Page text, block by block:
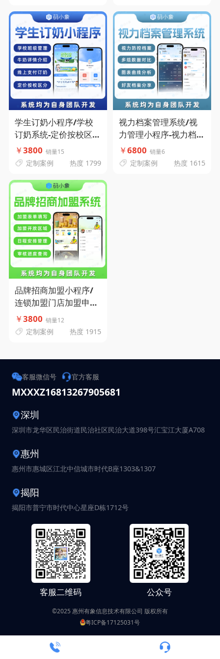
学生订奶小程序/学校
订奶系统-定价按校区
分-学校班级管理-牛奶
详情介绍-线上支付订
￥3800 销量15
定制案例 热度 1799
视力档案管理系统/视
力管理小程序-视力档案
管理-视力防控档案 -图
表曲线分析-码小象源码
￥6800 销量6
定制案例 热度 1615
品牌招商加盟小程序/
连锁加盟门店加盟申请-
加盟意向管理-加盟资料
提交-码小象源码
￥3800 销量12
定制案例 热度 1915
客服微信号
MXXXZ168
官方客服
13267905681
深圳
深圳市龙华区民治街道民治社区民治大道398号汇宝江大厦A708
惠州
惠州市惠城区江北中信城市时代B座1303&1307
揭阳
揭阳市普宁市时代中心星座D栋1712号
客服二维码 公众号
©2025 惠州有象信息技术有限公司 版权所有
粤ICP备17125031号